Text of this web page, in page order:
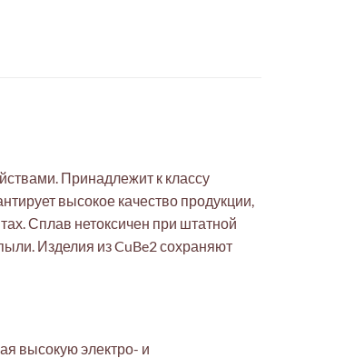
Принадлежит к классу
высокое качество продукции,
Сплав нетоксичен при штатной
Изделия из CuBe2 сохраняют
высокую электро- и